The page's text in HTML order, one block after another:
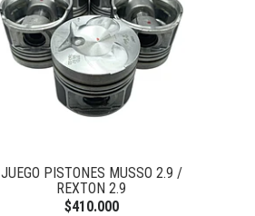
JUEGO PISTONES MUSSO 2.9 /
REXTON 2.9
$410.000